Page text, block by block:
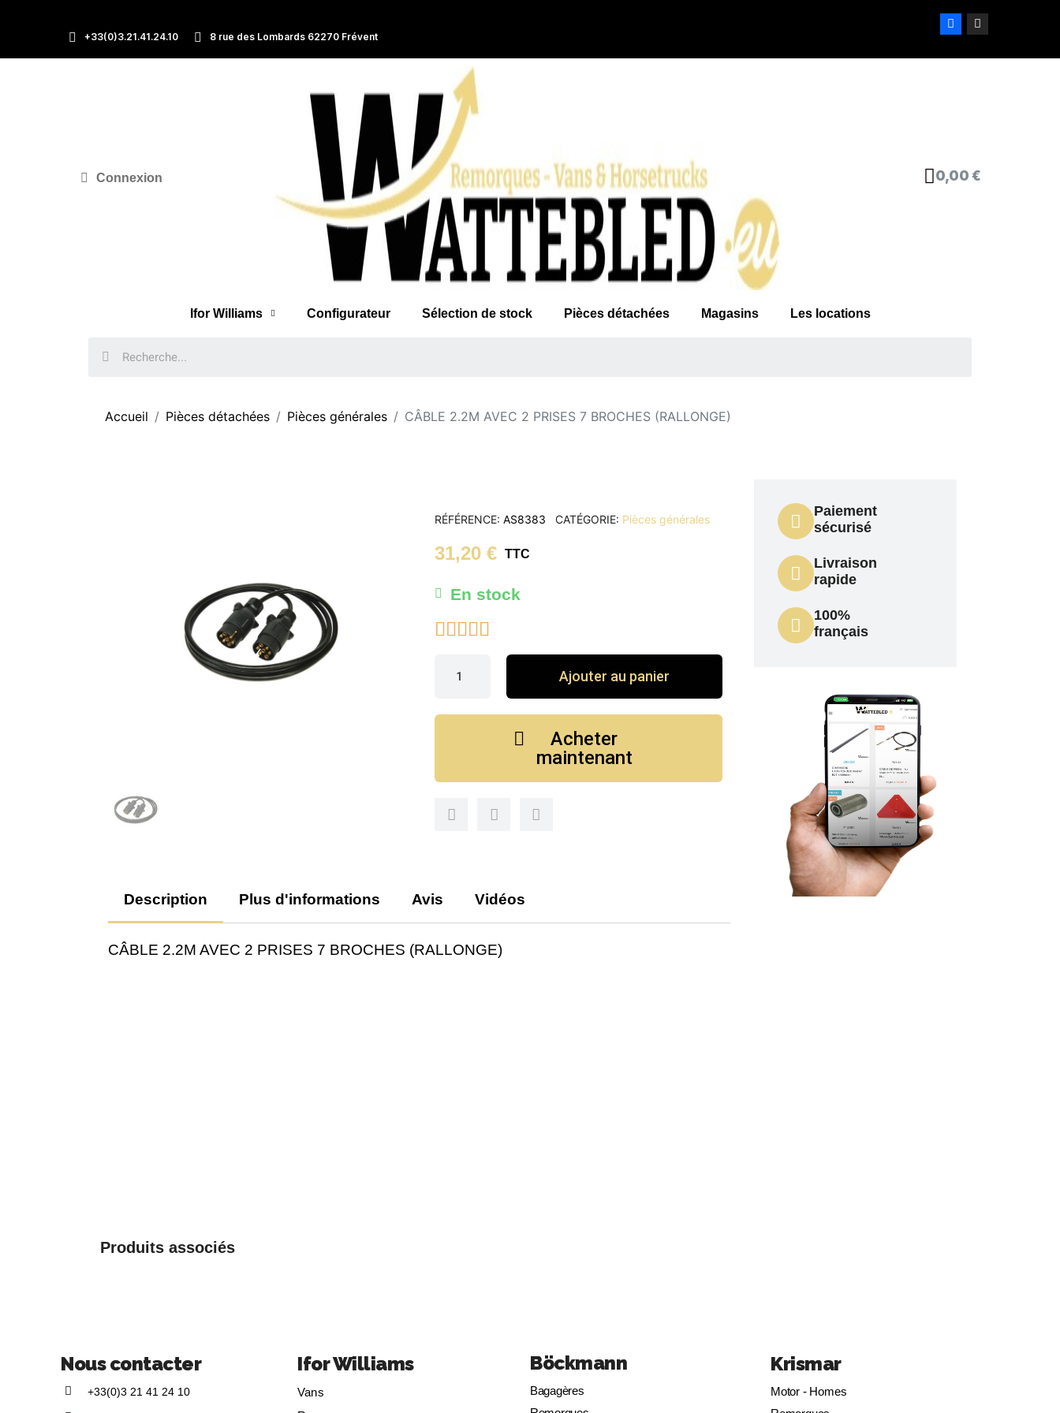
+33(0)3.21.41.24.10 8 rue des Lombards 62270 Frévent
Connexion 0,00 €
Ifor Williams Configurateur Sélection de stock Pièces détachées Magasins Les locations
Accueil Pièces détachées Pièces générales CÂBLE 2.2M AVEC 2 PRISES 7 BROCHES (RALLONGE)
RÉFÉRENCE AS8383 CATÉGORIE Pièces générales
31,20 € TTC
En stock
    
Ajouter au panier
Acheter
maintenant
Description Plus d'informations Avis Vidéos
CÂBLE 2.2M AVEC 2 PRISES 7 BROCHES (RALLONGE)
Paiement
sécurisé
Livraison
rapide
100%
français
Produits associés
Nous contacter
+33(0)3 21 41 24 10
Ifor Williams
Vans
Böckmann
Bagagères
Krismar
Motor - Homes